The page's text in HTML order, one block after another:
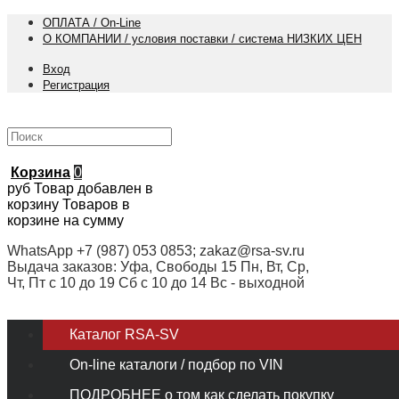
ОПЛАТА / On-Line
О КОМПАНИИ / условия поставки / система НИЗКИХ ЦЕН
Вход
Регистрация
Корзина 0
руб Товар добавлен в
корзину Товаров в
корзине на сумму
WhatsApp +7 (987) 053 0853; zakaz@rsa-sv.ru
Выдача заказов: Уфа, Свободы 15 Пн, Вт, Ср,
Чт, Пт с 10 до 19 Сб с 10 до 14 Вс - выходной
Каталог RSA-SV
On-line каталоги / подбор по VIN
ПОДРОБНЕЕ о том как сделать покупку